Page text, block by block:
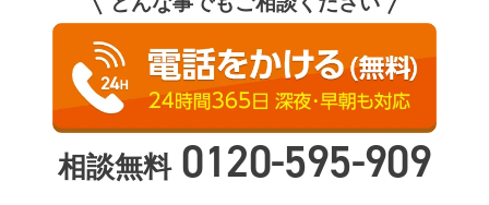
相談無料 0120-595-909